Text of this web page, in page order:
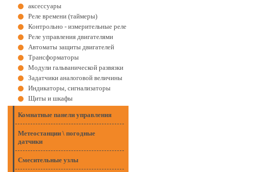
аксессуары
Реле времени (таймеры)
Контрольно - измерительные реле
Реле управления двигателями
Автоматы защиты двигателей
Трансформаторы
Модули гальванической развязки
Задатчики аналоговой величины
Индикаторы, сигнализаторы
Щиты и шкафы
Комнатные панели управления
Метеостанции \ погодные
датчики
Смесительные узлы